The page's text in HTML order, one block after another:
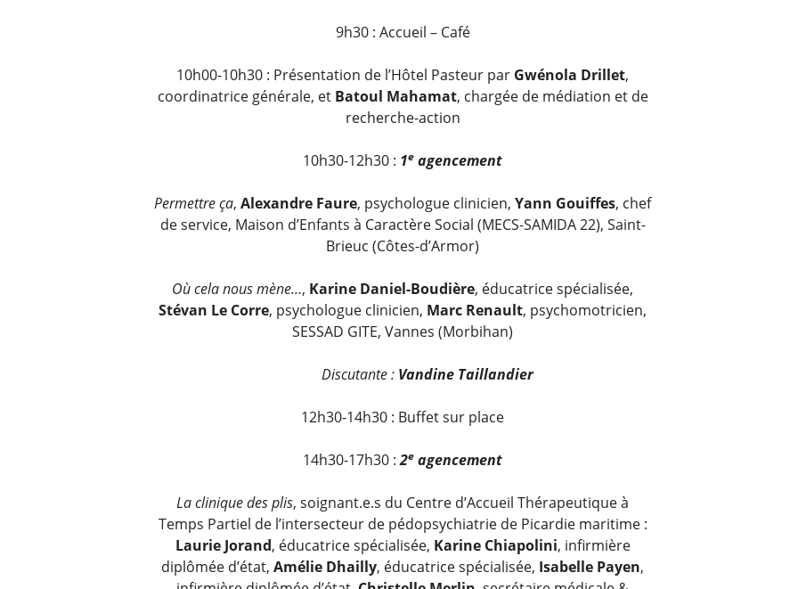
9h30 : Accueil – Café
10h00-10h30 : Présentation de l’Hôtel Pasteur par Gwénola Drillet,
coordinatrice générale, et Batoul Mahamat, chargée de médiation et de
recherche-action
10h30-12h30 : 1e agencement
Permettre ça, Alexandre Faure, psychologue clinicien, Yann Gouiffes, chef
de service, Maison d’Enfants à Caractère Social (MECS-SAMIDA 22), Saint-
Brieuc (Côtes-d’Armor)
Où cela nous mène…, Karine Daniel-Boudière, éducatrice spécialisée,
Stévan Le Corre, psychologue clinicien, Marc Renault, psychomotricien,
SESSAD GITE, Vannes (Morbihan)
Discutante : Vandine Taillandier
12h30-14h30 : Buffet sur place
14h30-17h30 :2e agencement
La clinique des plis, soignant.e.s du Centre d’Accueil Thérapeutique à
Temps Partiel de l’intersecteur de pédopsychiatrie de Picardie maritime :
Laurie Jorand, éducatrice spécialisée, Karine Chiapolini, infirmière
diplômée d’état, Amélie Dhailly, éducatrice spécialisée, Isabelle Payen,